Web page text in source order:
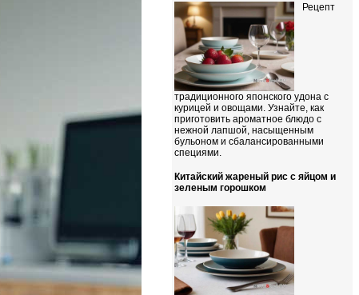
Рецепт
традиционного японского удона с
курицей и овощами. Узнайте, как
приготовить ароматное блюдо с
нежной лапшой, насыщенным
бульоном и сбалансированными
специями.
Китайский жареный рис с яйцом и
зеленым горошком